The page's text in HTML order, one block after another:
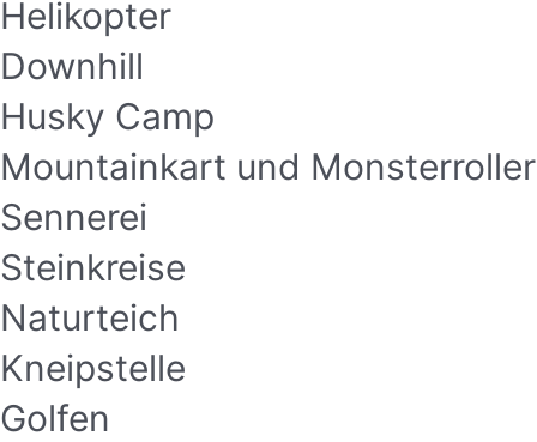
Helikopter
Downhill
Husky Camp
Mountainkart und Monsterroller
Sennerei
Steinkreise
Naturteich
Kneipstelle
Golfen